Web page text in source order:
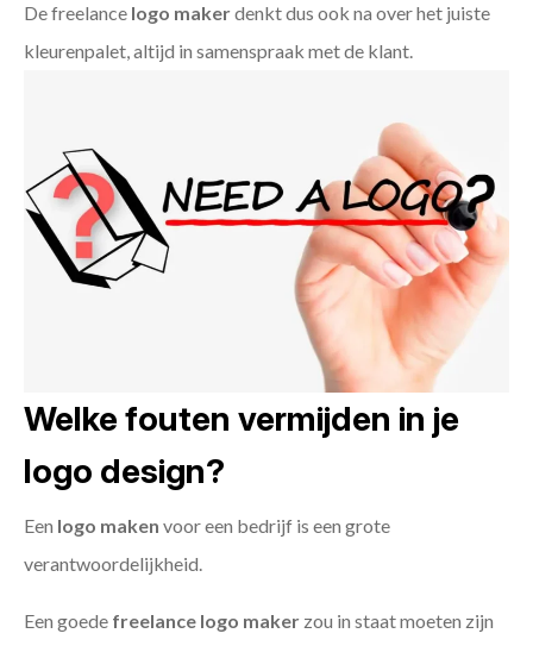
De freelance logo makerdenkt dus ook na over het juiste
kleurenpalet, altijd in samenspraak met de klant.
Welke fouten vermijden in je
logo design?
Een logo maken voor een bedrijf is een grote
verantwoordelijkheid.
Een goede freelance logo maker zou in staat moeten zijn